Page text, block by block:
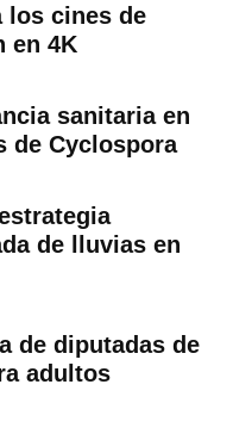
los cines de
en 4K
sanitaria en
de Cyclospora
de lluvias en
de diputadas de
adultos